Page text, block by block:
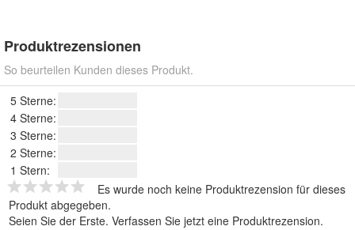
Produktrezensionen
So beurteilen Kunden dieses Produkt.
5 Sterne:
4 Sterne:
3 Sterne:
2 Sterne:
1 Stern:
Es wurde noch keine Produktrezension für dieses
Produkt abgegeben.
Seien Sie der Erste. Verfassen Sie jetzt eine Produktrezension.